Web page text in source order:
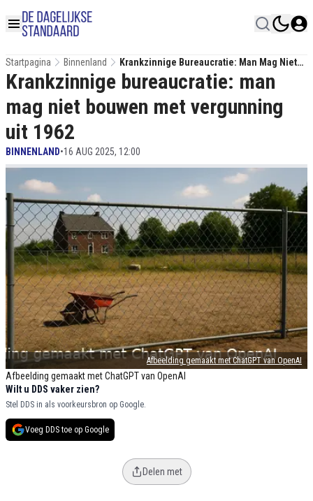
Startpagina Binnenland
Krankzinnige Bureaucratie: Man Mag Niet
Bouwen Met Vergunning Uit 1962
Afbeelding gemaakt met ChatGPT van OpenAI
Afbeelding gemaakt met ChatGPT van OpenAI
Krankzinnige bureaucratie: man
mag niet bouwen met vergunning
uit 1962
BINNENLAND•16 AUG 2025, 12:00
Wilt u DDS vaker zien?
Stel DDS in als voorkeursbron op Google.
Voeg DDS toe op Google
Delen met